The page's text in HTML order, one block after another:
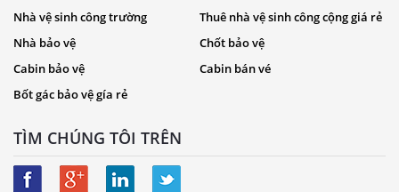
Nhà vệ sinh công trường
Thuê nhà vệ sinh công cộng giá rẻ
Nhà bảo vệ
Chốt bảo vệ
Cabin bảo vệ
Cabin bán vé
Bốt gác bảo vệ gía rẻ
TÌM CHÚNG TÔI TRÊN